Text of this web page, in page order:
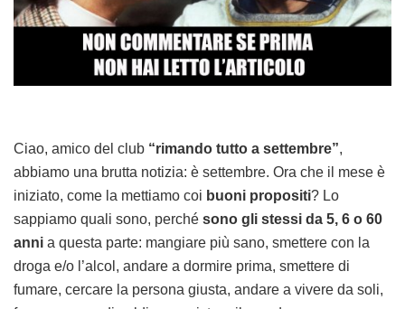
Ciao, amico del club “rimando tutto a settembre”,
abbiamo una brutta notizia: è settembre. Ora che il mese è
iniziato, come la mettiamo coi buoni propositi? Lo
sappiamo quali sono, perché sono gli stessi da 5, 6 o 60
anni a questa parte: mangiare più sano, smettere con la
droga e/o l’alcol, andare a dormire prima, smettere di
fumare, cercare la persona giusta, andare a vivere da soli,